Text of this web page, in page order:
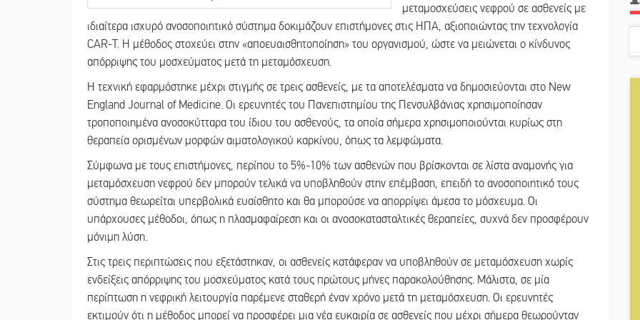
Άγρυπνος φρουρός 2 δεκαετιών το
|| ΔΥΠΑ: Επιπλέον 8.000 επιδοτούμενες
μεταμοσχεύσεις νεφρού σε ασθενείς με
ιδιαίτερα ισχυρό ανοσοποιητικό σύστημα δοκιμάζουν επιστήμονες στις ΗΠΑ, αξιοποιώντας την τεχνολογία
CAR-T. Η μέθοδος στοχεύει στην «αποευαισθητοποίηση» του οργανισμού, ώστε να μειώνεται ο κίνδυνος
απόρριψης του μοσχεύματος μετά τη μεταμόσχευση.
Η τεχνική εφαρμόστηκε μέχρι στιγμής σε τρεις ασθενείς, με τα αποτελέσματα να δημοσιεύονται στο New
England Journal of Medicine. Οι ερευνητές του Πανεπιστημίου της Πενσυλβάνιας χρησιμοποίησαν
τροποποιημένα ανοσοκύτταρα του ίδιου του ασθενούς, τα οποία σήμερα χρησιμοποιούνται κυρίως στη
θεραπεία ορισμένων μορφών αιματολογικού καρκίνου, όπως τα λεμφώματα.
Σύμφωνα με τους επιστήμονες, περίπου το 5%-10% των ασθενών που βρίσκονται σε λίστα αναμονής για
μεταμόσχευση νεφρού δεν μπορούν τελικά να υποβληθούν στην επέμβαση, επειδή το ανοσοποιητικό τους
σύστημα θεωρείται υπερβολικά ευαίσθητο και θα μπορούσε να απορρίψει άμεσα το μόσχευμα. Οι
υπάρχουσες μέθοδοι, όπως η πλασμαφαίρεση και οι ανοσοκατασταλτικές θεραπείες, συχνά δεν προσφέρουν
μόνιμη λύση.
Στις τρεις περιπτώσεις που εξετάστηκαν, οι ασθενείς κατάφεραν να υποβληθούν σε μεταμόσχευση χωρίς
ενδείξεις απόρριψης του μοσχεύματος κατά τους πρώτους μήνες παρακολούθησης. Μάλιστα, σε μία
περίπτωση η νεφρική λειτουργία παρέμενε σταθερή έναν χρόνο μετά τη μεταμόσχευση. Οι ερευνητές
εκτιμούν ότι η μέθοδος μπορεί να προσφέρει μια νέα ευκαιρία σε ασθενείς που μέχρι σήμερα θεωρούνταν